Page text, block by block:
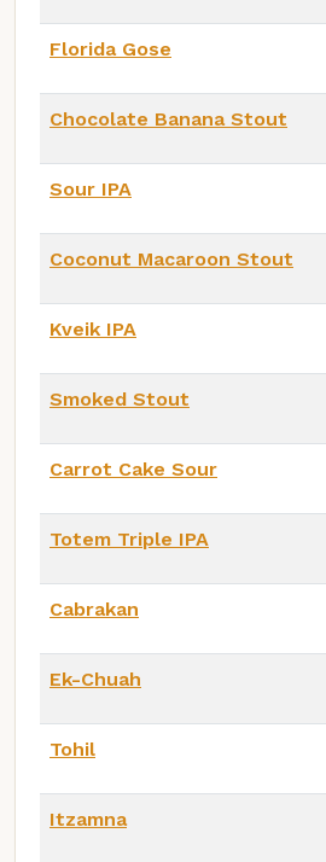
Florida Gose
Chocolate Banana Stout
Sour IPA
Coconut Macaroon Stout
Kveik IPA
Smoked Stout
Carrot Cake Sour
Totem Triple IPA
Cabrakan
Ek-Chuah
Tohil
Itzamna